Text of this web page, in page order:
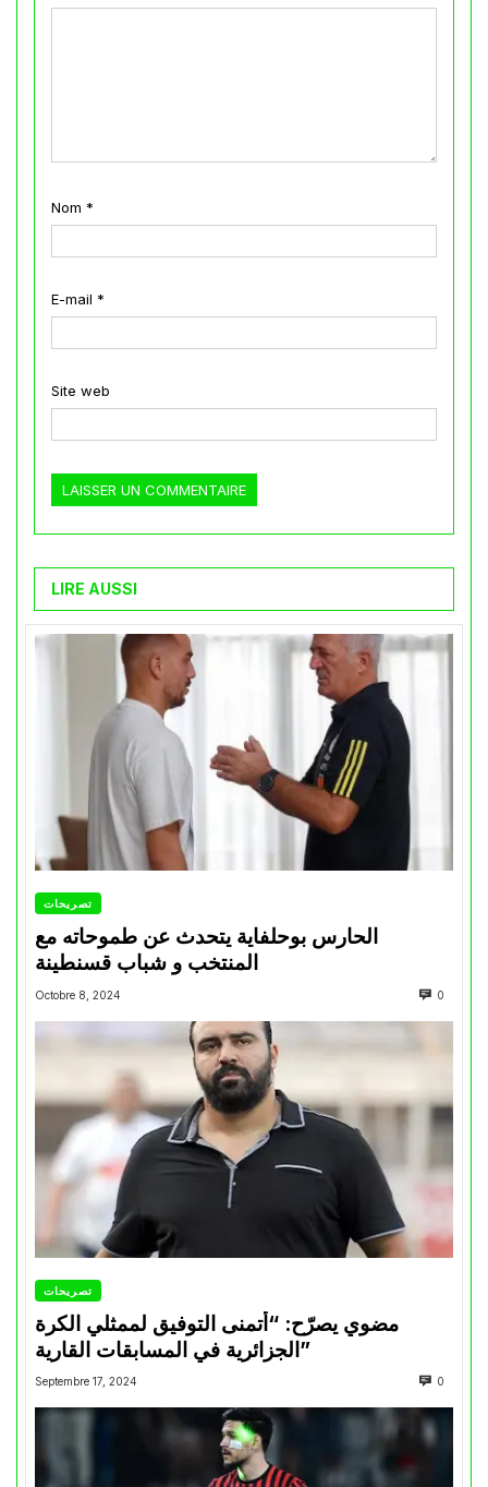
Nom *
E-mail *
Site web
LIRE AUSSI
تصريحات
الحارس بوحلفاية يتحدث عن طموحاته مع
المنتخب و شباب قسنطينة
Octobre 8, 2024 0
تصريحات
مضوي يصرّح: “أتمنى التوفيق لممثلي الكرة
الجزائرية في المسابقات القارية”
Septembre 17, 2024 0